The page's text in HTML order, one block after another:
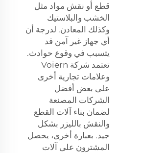
قطع أو نقش مواد مثل
الخشب والبلاستيك
وكذلك المعادن. لدرجة أن
أي جهاز غير آمن قد
يتسبب في وقوع حوادث.
تعتمد شركة Voiern
وعلامات تجارية أخرى
على بعض أفضل
الشركات المصنعة
لضمان بناء آلات القطع
والنقش بالليزر بشكل
جيد. بعبارة أخرى، يحصل
المشترون على آلات